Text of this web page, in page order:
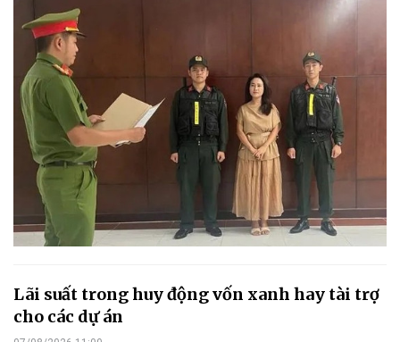
Lãi suất trong huy động vốn xanh hay tài trợ
cho các dự án